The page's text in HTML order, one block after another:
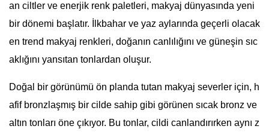
an ciltler ve enerjik renk paletleri, makyaj dünyasında yeni
bir dönemi başlatır. İlkbahar ve yaz aylarında geçerli olacak
en trend makyaj renkleri, doğanın canlılığını ve güneşin sıc
aklığını yansıtan tonlardan oluşur.
Doğal bir görünümü ön planda tutan makyaj severler için, h
afif bronzlaşmış bir cilde sahip gibi görünen sıcak bronz ve
altın tonları öne çıkıyor. Bu tonlar, cildi canlandırırken aynı z